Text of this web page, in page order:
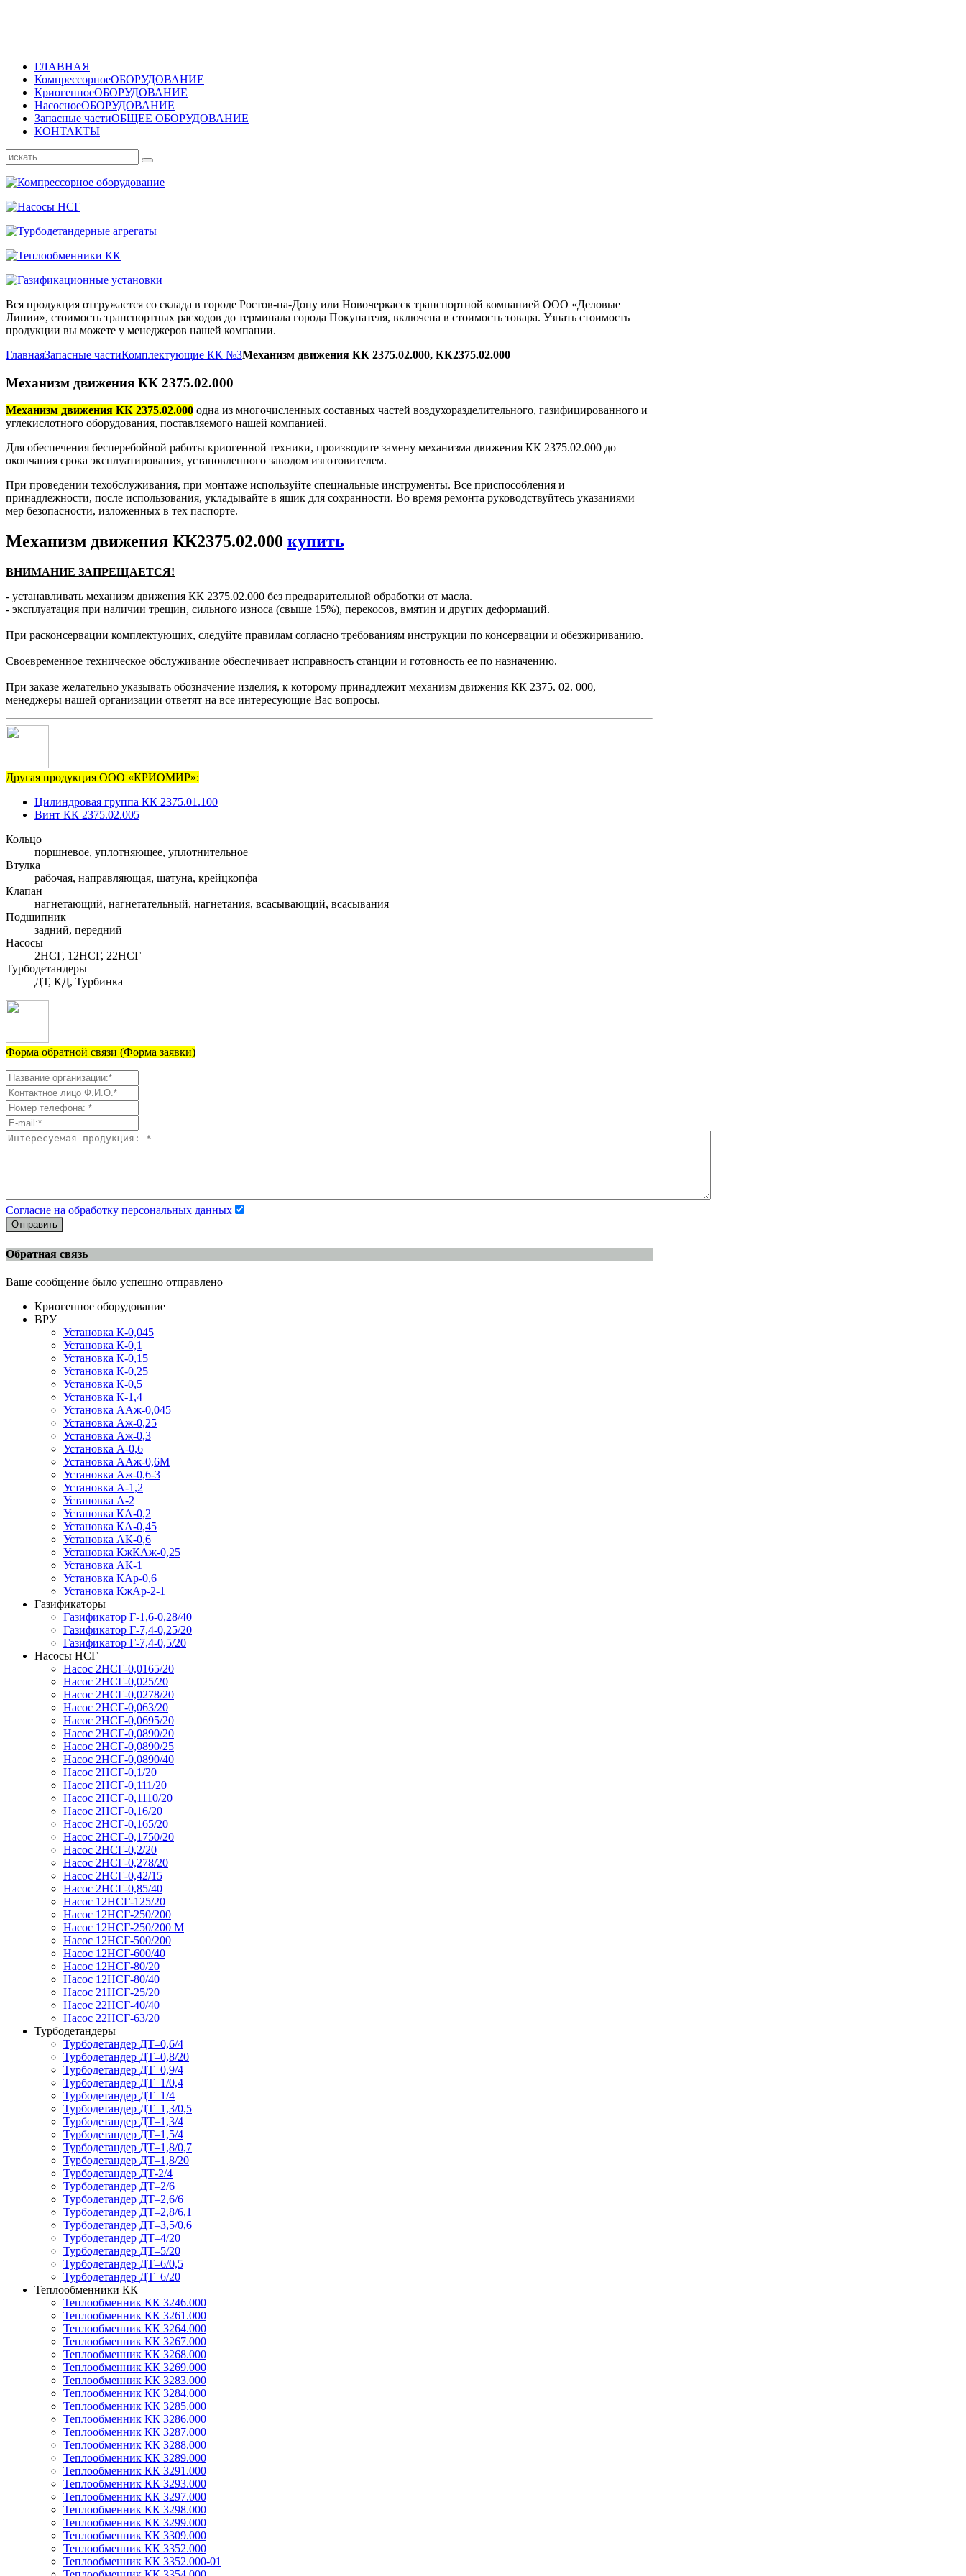
ГЛАВНАЯ
КомпрессорноеОБОРУДОВАНИЕ
КриогенноеОБОРУДОВАНИЕ
НасосноеОБОРУДОВАНИЕ
Запасные частиОБЩЕЕ ОБОРУДОВАНИЕ
КОНТАКТЫ
Вся продукция отгружается со склада в городе Ростов-на-Дону или Новочеркасск транспортной компанией ООО «Деловые
Линии», стоимость транспортных расходов до терминала города Покупателя, включена в стоимость товара. Узнать стоимость
продукции вы можете у менеджеров нашей компании.
ГлавнаяЗапасные частиКомплектующие КК №3Механизм движения КК 2375.02.000, КК2375.02.000
Механизм движения КК 2375.02.000
Механизм движения КК 2375.02.000 одна из многочисленных составных частей воздухоразделительного, газифицированного и
углекислотного оборудования, поставляемого нашей компанией.
Для обеспечения бесперебойной работы криогенной техники, производите замену механизма движения КК 2375.02.000 до
окончания срока эксплуатирования, установленного заводом изготовителем.
При проведении техобслуживания, при монтаже используйте специальные инструменты. Все приспособления и
принадлежности, после использования, укладывайте в ящик для сохранности. Во время ремонта руководствуйтесь указаниями
мер безопасности, изложенных в тех паспорте.
Механизм движения КК2375.02.000 купить
ВНИМАНИЕ ЗАПРЕЩАЕТСЯ!
- устанавливать механизм движения КК 2375.02.000 без предварительной обработки от масла.
- эксплуатация при наличии трещин, сильного износа (свыше 15%), перекосов, вмятин и других деформаций.
При расконсервации комплектующих, следуйте правилам согласно требованиям инструкции по консервации и обезжириванию.
Своевременное техническое обслуживание обеспечивает исправность станции и готовность ее по назначению.
При заказе желательно указывать обозначение изделия, к которому принадлежит механизм движения КК 2375. 02. 000,
менеджеры нашей организации ответят на все интересующие Вас вопросы.
Другая продукция ООО «КРИОМИР»:
Цилиндровая группа КК 2375.01.100
Винт КК 2375.02.005
Кольцо
поршневое, уплотняющее, уплотнительное
Втулка
рабочая, направляющая, шатуна, крейцкопфа
Клапан
нагнетающий, нагнетательный, нагнетания, всасывающий, всасывания
Подшипник
задний, передний
Насосы
2НСГ, 12НСГ, 22НСГ
Турбодетандеры
ДТ, КД, Турбинка
Форма обратной связи (Форма заявки)
Согласие на обработку персональных данных
Отправить
Обратная связь
Ваше сообщение было успешно отправлено
Криогенное оборудование
ВРУ
Установка К-0,045
Установка К-0,1
Установка К-0,15
Установка К-0,25
Установка К-0,5
Установка К-1,4
Установка ААж-0,045
Установка Аж-0,25
Установка Аж-0,3
Установка А-0,6
Установка ААж-0,6М
Установка Аж-0,6-3
Установка А-1,2
Установка А-2
Установка КА-0,2
Установка КА-0,45
Установка АК-0,6
Установка КжКАж-0,25
Установка АК-1
Установка КАр-0,6
Установка КжАр-2-1
Газификаторы
Газификатор Г-1,6-0,28/40
Газификатор Г-7,4-0,25/20
Газификатор Г-7,4-0,5/20
Насосы НСГ
Насос 2НСГ-0,0165/20
Насос 2НСГ-0,025/20
Насос 2НСГ-0,0278/20
Насос 2НСГ-0,063/20
Насос 2НСГ-0,0695/20
Насос 2НСГ-0,0890/20
Насос 2НСГ-0,0890/25
Насос 2НСГ-0,0890/40
Насос 2НСГ-0,1/20
Насос 2НСГ-0,111/20
Насос 2НСГ-0,1110/20
Насос 2НСГ-0,16/20
Насос 2НСГ-0,165/20
Насос 2НСГ-0,1750/20
Насос 2НСГ-0,2/20
Насос 2НСГ-0,278/20
Насос 2НСГ-0,42/15
Насос 2НСГ-0,85/40
Насос 12НСГ-125/20
Насос 12НСГ-250/200
Насос 12НСГ-250/200 М
Насос 12НСГ-500/200
Насос 12НСГ-600/40
Насос 12НСГ-80/20
Насос 12НСГ-80/40
Насос 21НСГ-25/20
Насос 22НСГ-40/40
Насос 22НСГ-63/20
Турбодетандеры
Турбодетандер ДТ–0,6/4
Турбодетандер ДТ–0,8/20
Турбодетандер ДТ–0,9/4
Турбодетандер ДТ–1/0,4
Турбодетандер ДТ–1/4
Турбодетандер ДТ–1,3/0,5
Турбодетандер ДТ–1,3/4
Турбодетандер ДТ–1,5/4
Турбодетандер ДТ–1,8/0,7
Турбодетандер ДТ–1,8/20
Турбодетандер ДТ-2/4
Турбодетандер ДТ–2/6
Турбодетандер ДТ–2,6/6
Турбодетандер ДТ–2,8/6,1
Турбодетандер ДТ–3,5/0,6
Турбодетандер ДТ–4/20
Турбодетандер ДТ–5/20
Турбодетандер ДТ–6/0,5
Турбодетандер ДТ–6/20
Теплообменники КК
Теплообменник КК 3246.000
Теплообменник КК 3261.000
Теплообменник КК 3264.000
Теплообменник КК 3267.000
Теплообменник КК 3268.000
Теплообменник КК 3269.000
Теплообменник КК 3283.000
Теплообменник КК 3284.000
Теплообменник КК 3285.000
Теплообменник КК 3286.000
Теплообменник КК 3287.000
Теплообменник КК 3288.000
Теплообменник КК 3289.000
Теплообменник КК 3291.000
Теплообменник КК 3293.000
Теплообменник КК 3297.000
Теплообменник КК 3298.000
Теплообменник КК 3299.000
Теплообменник КК 3309.000
Теплообменник КК 3352.000
Теплообменник КК 3352.000-01